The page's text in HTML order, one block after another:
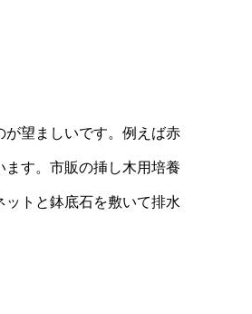
望ましいです。例えば赤
す。市販の挿し木用培養
トと鉢底石を敷いて排水